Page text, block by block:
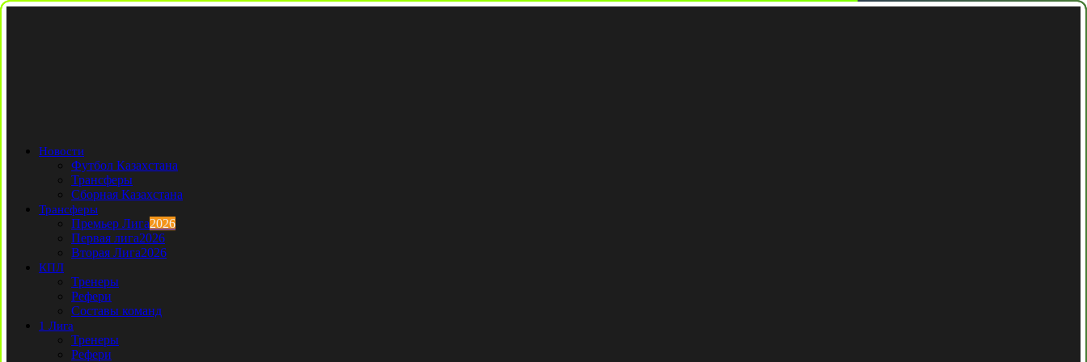
Новости
Футбол Казахстана
Трансферы
Сборная Казахстана
Трансферы
Премьер Лига2026
Первая лига2026
Вторая Лига2026
КПЛ
Тренеры
Рефери
Составы команд
1 Лига
Тренеры
Рефери